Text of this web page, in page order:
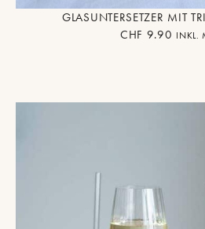
GLASUNTERSETZER MIT
CHF 9.90 INKL.